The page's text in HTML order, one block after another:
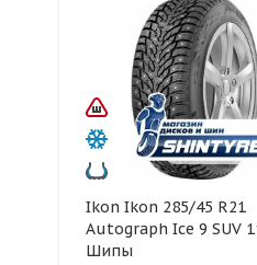
Ikon Ikon 285/45 R21
Autograph Ice 9 SUV
Шипы